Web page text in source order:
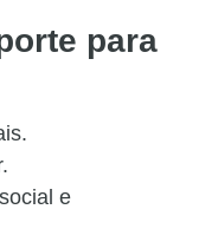
para
e